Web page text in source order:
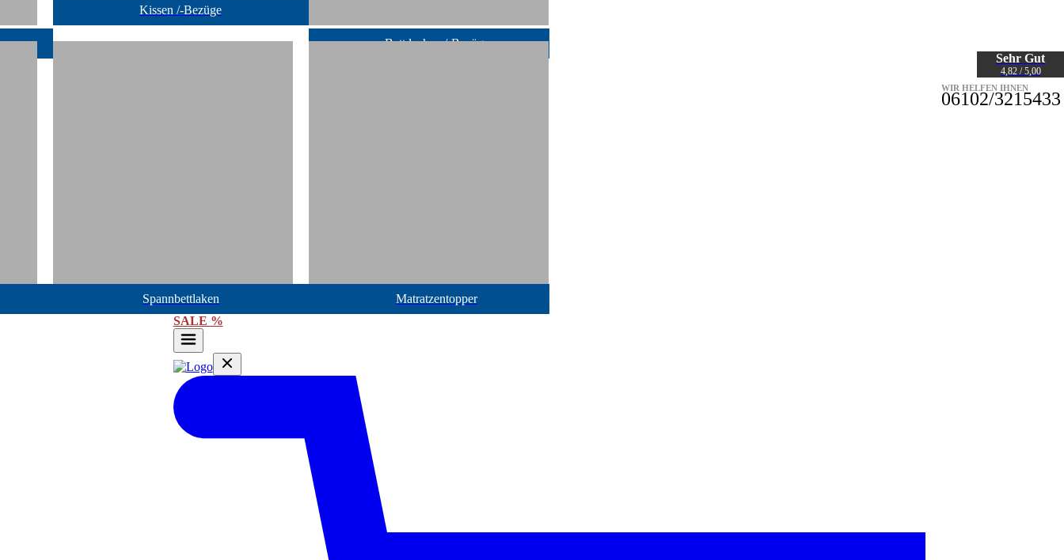
Kissen /-Bezüge
Bettdecken /-Bezüge
Spannbettlaken
Matratzentopper
SALE %
WIR HELFEN IHNEN
06102/3215433
Sehr Gut
4,82 / 5,00